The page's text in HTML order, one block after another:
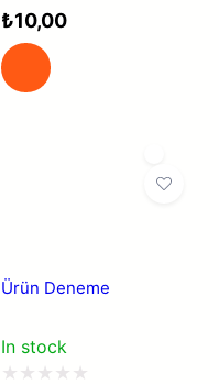
5
üzerinden
0
₺10,00
Ürün Deneme
In stock